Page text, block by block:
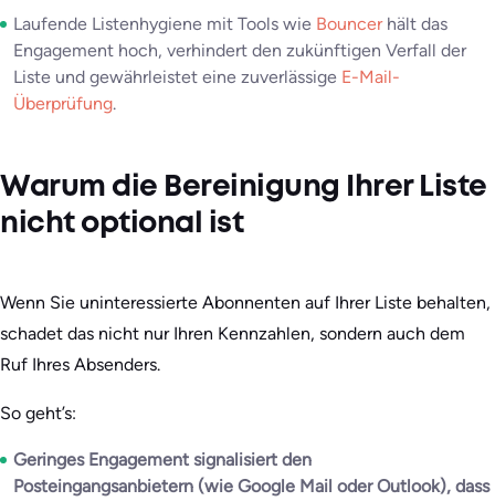
Laufende Listenhygiene mit Tools wie Bouncerhält das
Engagement hoch, verhindert den zukünftigen Verfall der
Liste und gewährleistet eine zuverlässige E-Mail-
Überprüfung.
Warum die Bereinigung Ihrer Liste
nicht optional ist
Wenn Sie uninteressierte Abonnenten auf Ihrer Liste behalten,
schadet das nicht nur Ihren Kennzahlen, sondern auch dem
Ruf Ihres Absenders.
So geht’s:
Geringes Engagement signalisiert den
Posteingangsanbietern (wie Google Mail oder Outlook), dass